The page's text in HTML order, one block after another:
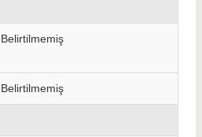
Belirtilmemiş
Belirtilmemiş